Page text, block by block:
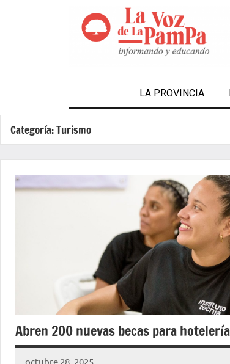
LA PROVINCIA
Categoría:Turismo
Abren 200 nuevas becas para
octubre 28, 2025